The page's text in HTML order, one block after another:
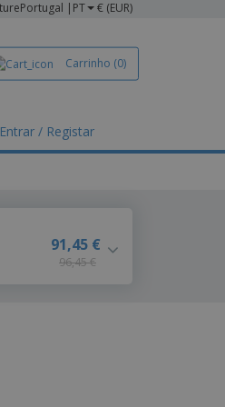
Portugal | PT € (EUR)
Carrinho (0)
Entrar / Registar
91,45 €
96,45 €